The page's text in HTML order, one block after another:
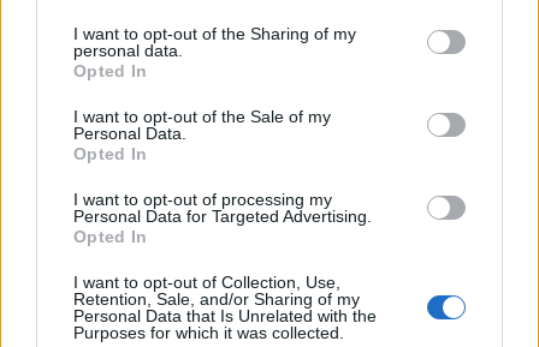
I want to opt-out of the Sharing of my
personal data.
Opted In
I want to opt-out of the Sale of my
Personal Data.
Opted In
I want to opt-out of processing my
Personal Data for Targeted Advertising.
Opted In
I want to opt-out of Collection, Use,
Retention, Sale, and/or Sharing of my
Personal Data that Is Unrelated with the
Purposes for which it was collected.